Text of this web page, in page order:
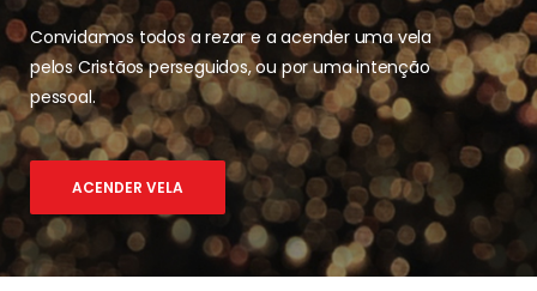
Convidamos todos a rezar e a acender uma vela
pelos Cristãos perseguidos, ou por uma intenção
pessoal.
ACENDER VELA